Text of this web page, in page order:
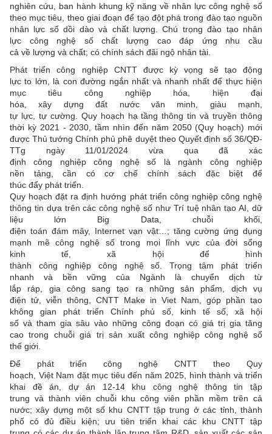
nghiên cứu, ban hành khung kỹ năng về nhân lực công nghệ số
theo mục tiêu, theo giai đoạn để tạo đột phá trong đào tạo nguồn
nhân lực số dồi dào và chất lượng. Chú trọng đào tạo nhân
lực công nghệ số chất lượng cao đáp ứng nhu cầu
cả về lượng và chất; có chính sách đãi ngộ nhân tài.
Phát triển công nghiệp CNTT được kỳ vọng sẽ tạo động
lực to lớn, là con đường ngắn nhất và nhanh nhất để thực hiện
mục tiêu công nghiệp hóa, hiện đại
hóa, xây dựng đất nước văn minh, giàu mạnh,
tự lực, tự cường. Quy hoạch hạ tầng thông tin và truyền thông
thời kỳ 2021 - 2030, tầm nhìn đến năm 2050 (Quy hoạch) mới
được Thủ tướng Chính phủ phê duyệt theo Quyết định số 36/QĐ-
TTg ngày 11/01/2024 vừa qua đã xác
định công nghiệp công nghệ số là ngành công nghiệp
nền tảng, cần có cơ chế chính sách đặc biệt để
thúc đẩy phát triển.
Quy hoạch đặt ra định hướng phát triển công nghiệp công nghệ
thông tin dựa trên các công nghệ số như Trí tuệ nhân tạo AI, dữ
liệu lớn Big Data, chuỗi khối,
điện toán đám mây, Internet vạn vật…; tăng cường ứng dụng
mạnh mẽ công nghệ số trong mọi lĩnh vực của đời sống
kinh tế, xã hội để hình
thành công nghiệp công nghệ số. Trọng tâm phát triển
nhanh và bền vững của Ngành là chuyển dịch từ
lắp ráp, gia công sang tạo ra những sản phẩm, dịch vụ
điện tử, viễn thông, CNTT Make in Viet Nam, góp phần tạo
không gian phát triển Chính phủ số, kinh tế số, xã hội
số và tham gia sâu vào những công đoạn có giá trị gia tăng
cao trong chuỗi giá trị sản xuất công nghiệp công nghệ số
thế giới.
Để phát triển công nghệ CNTT theo Quy
hoạch, Việt Nam đặt mục tiêu đến năm 2025, hình thành và triển
khai đề án, dự án 12-14 khu công nghệ thông tin tập
trung và thành viên chuỗi khu công viên phần mềm trên cả
nước; xây dựng một số khu CNTT tập trung ở các tỉnh, thành
phố có đủ điều kiện; ưu tiên triển khai các khu CNTT tập